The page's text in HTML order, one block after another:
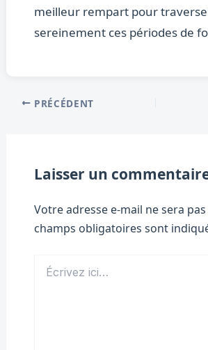
meilleur rempart pour
sereinement ces périodes de
PRÉCÉDENT
Laisser un
Votre adresse e-mail ne sera
champs obligatoires sont
ici…